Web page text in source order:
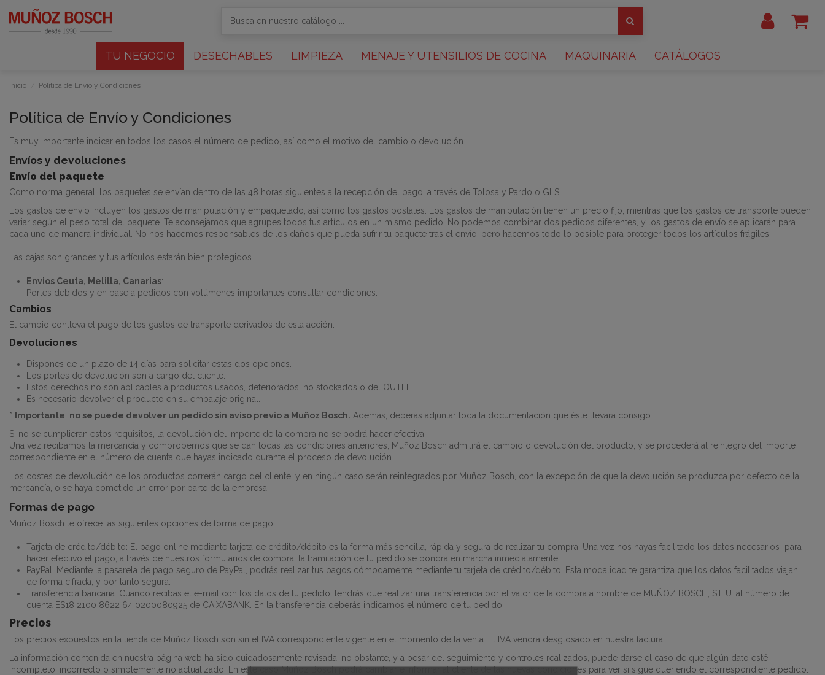
TU NEGOCIO DESECHABLES LIMPIEZA MENAJE Y UTENSILIOS DE COCINA MAQUINARIA CATÁLOGOS
Inicio Política de Envío y Condiciones
Política de Envío y Condiciones
Es muy importante indicar en todos los casos el número de pedido, así como el motivo del cambio o devolución.
Envíos y devoluciones
Envío del paquete
Como norma general, los paquetes se envían dentro de las 48 horas siguientes a la recepción del pago, a través de Tolosa y Pardo o GLS.
Los gastos de envío incluyen los gastos de manipulación y empaquetado, así como los gastos postales. Los gastos de manipulación tienen un precio fijo, mientras que los gastos de transporte pueden
variar según el peso total del paquete. Te aconsejamos que agrupes todos tus artículos en un mismo pedido. No podemos combinar dos pedidos diferentes, y los gastos de envío se aplicarán para
cada uno de manera individual. No nos hacemos responsables de los daños que pueda sufrir tu paquete tras el envío, pero hacemos todo lo posible para proteger todos los artículos frágiles.
Las cajas son grandes y tus artículos estarán bien protegidos.
Envios Ceuta, Melilla, Canarias:
Portes debidos y en base a pedidos con volúmenes importantes consultar condiciones.
Cambios
El cambio conlleva el pago de los gastos de transporte derivados de esta acción.
Devoluciones
Dispones de un plazo de 14 días para solicitar estas dos opciones.
Los portes de devolución son a cargo del cliente.
Estos derechos no son aplicables a productos usados, deteriorados, no stockados o del OUTLET.
Es necesario devolver el producto en su embalaje original.
*
Importante: no se puede devolver un pedido sin aviso previo a Muñoz Bosch. Además, deberás adjuntar toda la documentación que éste llevara consigo.
Si no se cumplieran estos requisitos, la devolución del importe de la compra no se podrá hacer efectiva.
Una vez recibamos la mercancía y comprobemos que se dan todas las condiciones anteriores, Muñoz Bosch admitirá el cambio o devolución del producto, y se procederá al reintegro del importe
correspondiente en el número de cuenta que hayas indicado durante el proceso de devolución.
Los costes de devolución de los productos correrán cargo del cliente, y en ningún caso serán reintegrados por Muñoz Bosch, con la excepción de que la devolución se produzca por defecto de la
mercancía, o se haya cometido un error por parte de la empresa.
Formas de pago
Muñoz Bosch te ofrece las siguientes opciones de forma de pago:
Tarjeta de crédito/débito: El pago online mediante tarjeta de crédito/débito es la forma más sencilla, rápida y segura de realizar tu compra. Una vez nos hayas facilitado los datos necesarios
para
hacer efectivo el pago, a través de nuestros formularios de compra, la tramitación de tu pedido se pondrá en marcha inmediatamente.
PayPal: Mediante la pasarela de pago seguro de PayPal, podrás realizar tus pagos cómodamente mediante tu tarjeta de crédito/débito. Esta modalidad te garantiza que los datos facilitados viajan
de forma cifrada, y por tanto segura.
Transferencia bancaria: Cuando recibas el e-mail con los datos de tu pedido, tendrás que realizar una transferencia por el valor de la compra a nombre de MUÑOZ BOSCH, S.L.U. al número de
cuenta ES18 2100 8622 64 0200080925 de CAIXABANK. En la transferencia deberás indicarnos el número de tu pedido.
Precios
Los precios expuestos en la tienda de Muñoz Bosch son sin el IVA correspondiente vigente en el momento de la venta. El IVA vendrá desglosado en nuestra factura.
La información contenida en nuestra página web ha sido cuidadosamente revisada; no obstante, y a pesar del seguimiento y controles realizados, puede darse el caso de que algún dato esté
incompleto, incorrecto o simplemente no actualizado. En este caso Muñoz Bosch podrá cambiar e informar al cliente de las nuevas condiciones para ver si sigue queriendo el correspondiente pedido.